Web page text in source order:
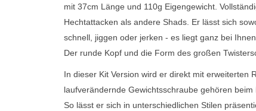
mit 37cm Länge und 110g Eigengewicht.
Hechtattacken als andere Shads. Er lässt sich
schnell, jiggen oder jerken - es liegt ganz bei
Der runde Kopf und die Form des großen
In dieser Kit Version wird er direkt mit erweiterten
laufverändernde Gewichtsschraube gehören
So lässt er sich in unterschiedlichen Stilen